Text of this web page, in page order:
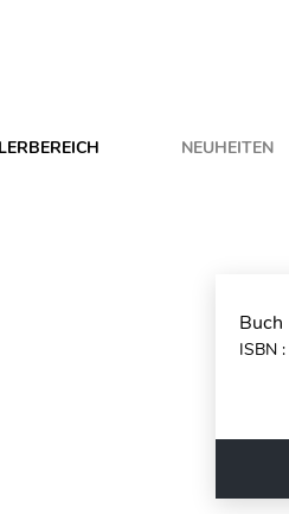
NEUHEITEN
Buch
ISBN :